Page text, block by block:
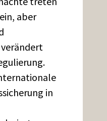
aber
in